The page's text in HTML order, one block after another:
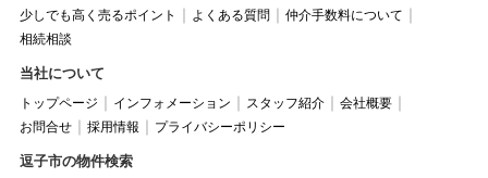
少しでも高く売るポイント
よくある質問
仲介手数料について
相続相談
当社について
トップページ インフォメーション スタッフ紹介
会社概要
お問合せ
採用情報 プライバシーポリシー
逗子市の物件検索